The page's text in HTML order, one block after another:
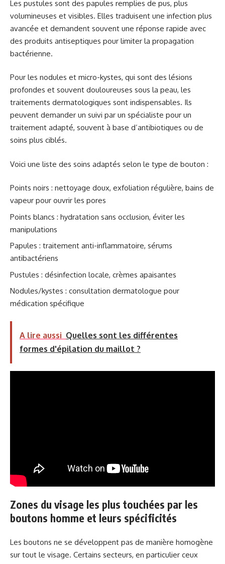
Les pustules sont des papules remplies de pus, plus
volumineuses et visibles. Elles traduisent une infection plus
avancée et demandent souvent une réponse rapide avec
des produits antiseptiques pour limiter la propagation
bactérienne.
Pour les nodules et micro-kystes, qui sont des lésions
profondes et souvent douloureuses sous la peau, les
traitements dermatologiques sont indispensables. Ils
peuvent demander un suivi par un spécialiste pour un
traitement adapté, souvent à base d’antibiotiques ou de
soins plus ciblés.
Voici une liste des soins adaptés selon le type de bouton :
Points noirs : nettoyage doux, exfoliation régulière, bains de
vapeur pour ouvrir les pores
Points blancs : hydratation sans occlusion, éviter les
manipulations
Papules : traitement anti-inflammatoire, sérums
antibactériens
Pustules : désinfection locale, crèmes apaisantes
Nodules/kystes : consultation dermatologue pour
médication spécifique
A lire aussi Quelles sont les différentes
formes d'épilation du maillot ?
Zones du visage les plus touchées par les
boutons homme et leurs spécificités
Les boutons ne se développent pas de manière homogène
sur tout le visage. Certains secteurs, en particulier ceux